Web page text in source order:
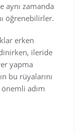
zamanda
öğrenebilirler.
erken
ileride
yapma
bu rüyalarını
adım